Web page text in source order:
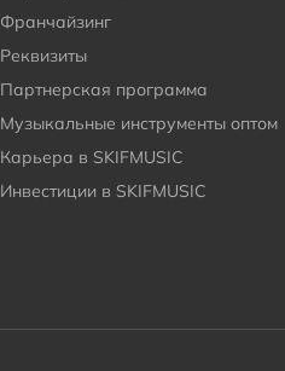
Франчайзинг
Реквизиты
Партнерская программа
Музыкальные инструменты оптом
Карьера в SKIFMUSIC
Инвестиции в SKIFMUSIC